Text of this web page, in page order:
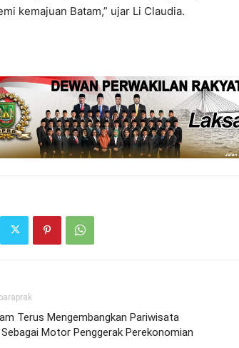
kemajuan Batam,” ujar Li Claudia.
Terus Mengembangkan Pariwisata
Motor Penggerak Perekonomian